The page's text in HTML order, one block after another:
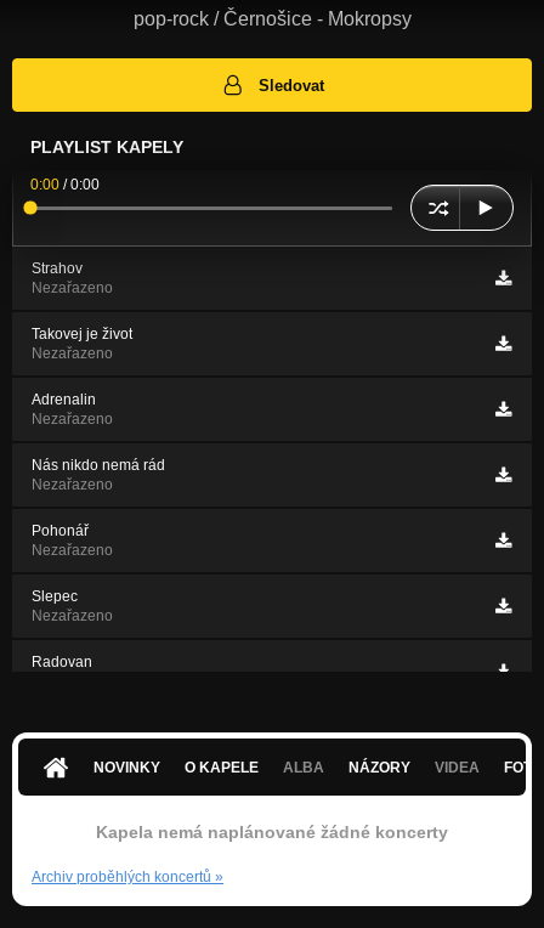
pop-rock / Černošice - Mokropsy
Sledovat
PLAYLIST KAPELY
0:00 /0:00
Strahov
Nezařazeno
Takovej je život
Nezařazeno
Adrenalin
Nezařazeno
Nás nikdo nemá rád
Nezařazeno
Pohonář
Nezařazeno
Slepec
Nezařazeno
Radovan
NOVINKY O KAPELE ALBA NÁZORY VIDEA
Kapela nemá naplánované žádné koncerty
Archiv proběhlých koncertů »